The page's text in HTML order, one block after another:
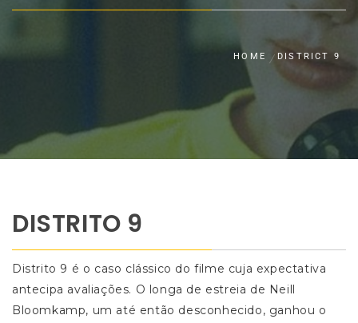
HOME DISTRICT 9
DISTRITO 9
Distrito 9 é o caso clássico do filme cuja expectativa
antecipa avaliações. O longa de estreia de Neill
Bloomkamp, um até então desconhecido, ganhou o